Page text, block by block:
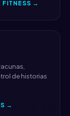
FITNESS →
de historias
→